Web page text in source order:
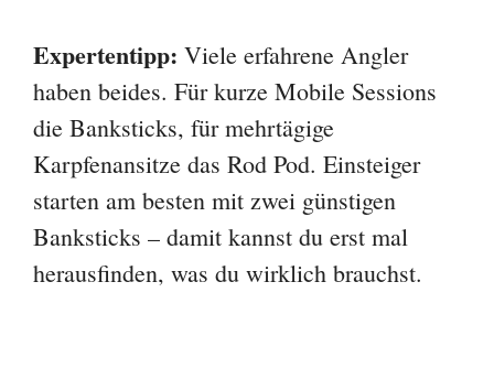
Expertentipp: Viele erfahrene Angler
haben beides. Für kurze Mobile Sessions
die Banksticks, für mehrtägige
Karpfenansitze das Rod Pod. Einsteiger
starten am besten mit zwei günstigen
Banksticks – damit kannst du erst mal
herausfinden, was du wirklich brauchst.